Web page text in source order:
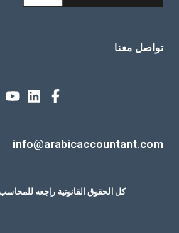
تواصل معنا
info@arabicaccountant.com
كل الحقوق القانونية راجعه